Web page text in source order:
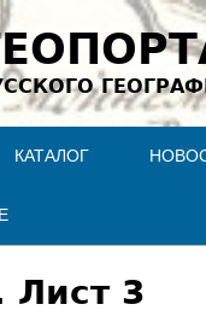
Jump to navigation
КАТАЛОГ
Лист 3